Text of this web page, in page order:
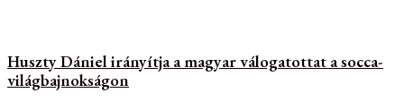
Huszty Dániel irányítja a magyar válogatottat a socca-
világbajnokságon